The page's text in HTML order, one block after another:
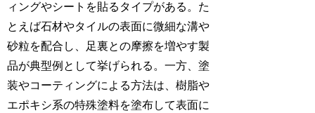
ィングやシートを貼るタイプがある。た
とえば石材やタイルの表面に微細な溝や
砂粒を配合し、足裏との摩擦を増やす製
品が典型例として挙げられる。一方、塗
装やコーティングによる方法は、樹脂や
エポキシ系の特殊塗料を塗布して表面に